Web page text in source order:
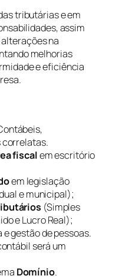
tributárias e em
assim
na
melhorias
e eficiência
correlatas.
fiscalem escritório
em legislação
e municipal);
(Simples
e Lucro Real);
gestão de pessoas.
será um
Domínio.